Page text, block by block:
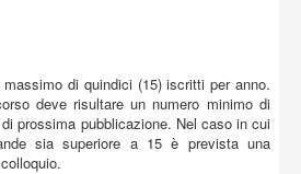
massimo di quindici (15) iscritti per anno.
deve risultare un numero minimo di
prossima pubblicazione. Nel caso in cui
sia superiore a 15 è prevista una